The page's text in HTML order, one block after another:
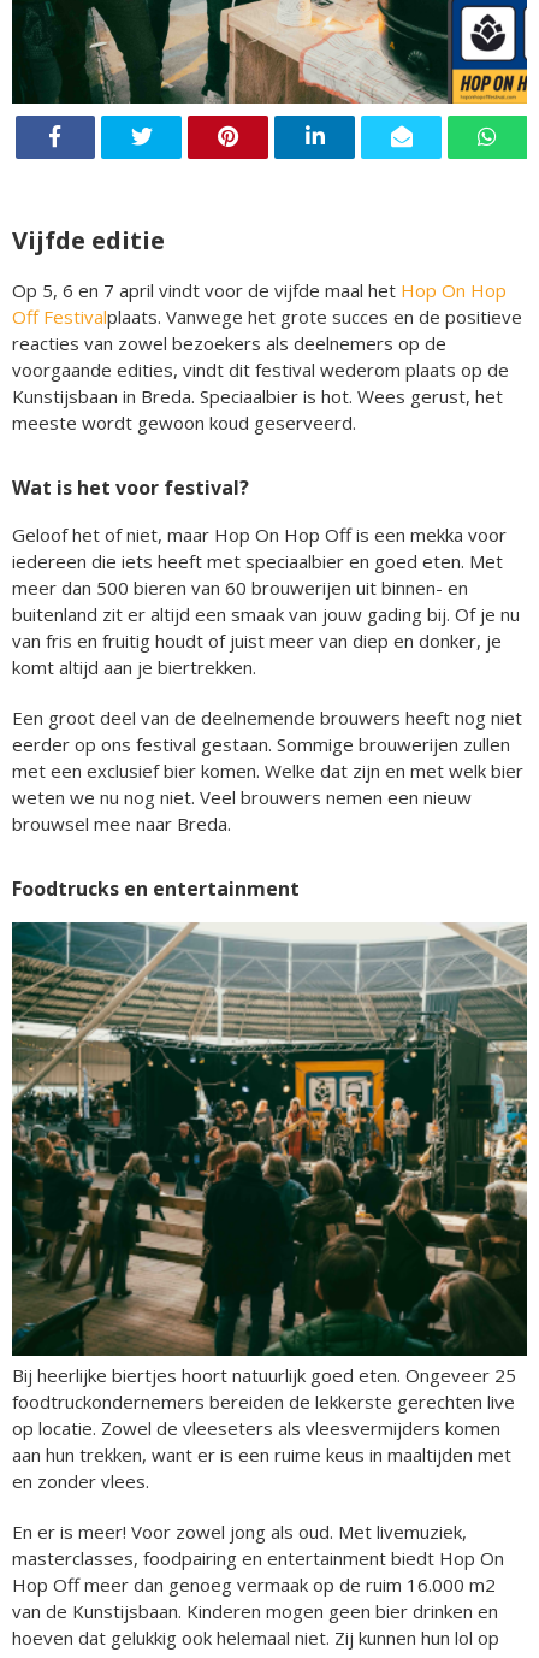
Vijfde editie
Op 5, 6 en 7 april vindt voor de vijfde maal het Hop On Hop
Off Festivalplaats. Vanwege het grote succes en de positieve
reacties van zowel bezoekers als deelnemers op de
voorgaande edities, vindt dit festival wederom plaats op de
Kunstijsbaan in Breda. Speciaalbier is hot. Wees gerust, het
meeste wordt gewoon koud geserveerd.
Wat is het voor festival?
Geloof het of niet, maar Hop On Hop Off is een mekka voor
iedereen die iets heeft met speciaalbier en goed eten. Met
meer dan 500 bieren van 60 brouwerijen uit binnen- en
buitenland zit er altijd een smaak van jouw gading bij. Of je nu
van fris en fruitig houdt of juist meer van diep en donker, je
komt altijd aan je biertrekken.
Een groot deel van de deelnemende brouwers heeft nog niet
eerder op ons festival gestaan. Sommige brouwerijen zullen
met een exclusief bier komen. Welke dat zijn en met welk bier
weten we nu nog niet. Veel brouwers nemen een nieuw
brouwsel mee naar Breda.
Foodtrucks en entertainment
Bij heerlijke biertjes hoort natuurlijk goed eten. Ongeveer 25
foodtruckondernemers bereiden de lekkerste gerechten live
op locatie. Zowel de vleeseters als vleesvermijders komen
aan hun trekken, want er is een ruime keus in maaltijden met
en zonder vlees.
En er is meer! Voor zowel jong als oud. Met livemuziek,
masterclasses, foodpairing en entertainment biedt Hop On
Hop Off meer dan genoeg vermaak op de ruim 16.000 m2
van de Kunstijsbaan. Kinderen mogen geen bier drinken en
hoeven dat gelukkig ook helemaal niet. Zij kunnen hun lol op